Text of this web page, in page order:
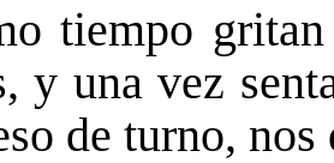
tiempo gritan
y una vez
de turno,